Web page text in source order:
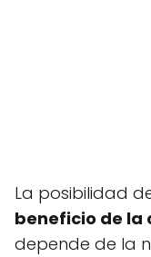
La posibilidad
beneficio de la
depende de la